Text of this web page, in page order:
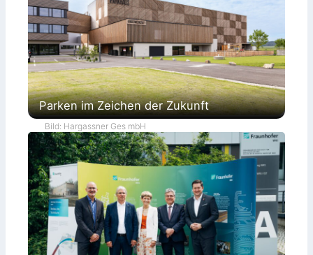
Parken im Zeichen der Zukunft
Bild: Hargassner Ges mbH